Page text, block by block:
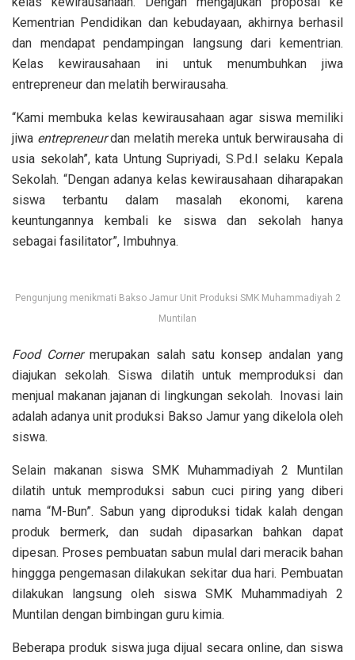
Kementrian Pendidikan dan kebudayaan, akhirnya berhasil
dan mendapat pendampingan langsung dari kementrian.
Kelas kewirausahaan ini untuk menumbuhkan jiwa
entrepreneur dan melatih berwirausaha.
“Kami membuka kelas kewirausahaan agar siswa memiliki
jiwa entrepreneurdan melatih mereka untuk berwirausaha di
usia sekolah”, kata Untung Supriyadi, S.Pd.I selaku Kepala
Sekolah. “Dengan adanya kelas kewirausahaan diharapakan
siswa terbantu dalam masalah ekonomi, karena
keuntungannya kembali ke siswa dan sekolah hanya
sebagai fasilitator”, Imbuhnya.
Pengunjung menikmati Bakso Jamur Unit Produksi SMK Muhammadiyah 2
Muntilan
Food Cornermerupakan salah satu konsep andalan yang
diajukan sekolah. Siswa dilatih untuk memproduksi dan
menjual makanan jajanan di lingkungan sekolah. Inovasi lain
adalah adanya unit produksi Bakso Jamur yang dikelola oleh
siswa.
Selain makanan siswa SMK Muhammadiyah 2 Muntilan
dilatih untuk memproduksi sabun cuci piring yang diberi
nama “M-Bun”. Sabun yang diproduksi tidak kalah dengan
produk bermerk, dan sudah dipasarkan bahkan dapat
dipesan. Proses pembuatan sabun mulal dari meracik bahan
hinggga pengemasan dilakukan sekitar dua hari. Pembuatan
dilakukan langsung oleh siswa SMK Muhammadiyah 2
Muntilan dengan bimbingan guru kimia.
Beberapa produk siswa juga dijual secara online, dan siswa